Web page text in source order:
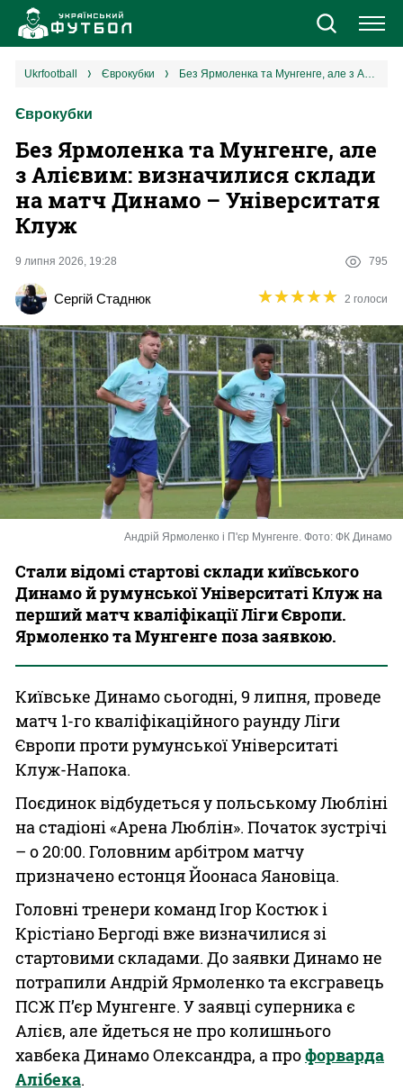
Новини
Єврокубки
УПЛ
Різне
Букмекери
Казино
ukrfootball єврокубки Без Ярмоленка та Мунгенге, але з Алієвим: визначилися склади на матч Динамо – Університатя Клуж
Єврокубки
Без Ярмоленка та Мунгенге, але
з Алієвим: визначилися склади
на матч Динамо – Університатя
Клуж
9 липня 2026, 19:28 795
Сергій Стаднюк ★★★★★
★★★★★ 2 голоси
Андрій Ярмоленко і П'єр Мунгенге. Фото: ФК Динамо
Стали відомі стартові склади київського
Динамо й румунської Університаті Клуж на
перший матч кваліфікації Ліги Європи.
Ярмоленко та Мунгенге поза заявкою.
Київське Динамо сьогодні, 9 липня, проведе
матч 1-го кваліфікаційного раунду Ліги
Європи проти румунської Університаті
Клуж-Напока.
Поєдинок відбудеться у польському Любліні
на стадіоні «Арена Люблін». Початок зустрічі
– о 20:00. Головним арбітром матчу
призначено естонця Йоонаса Яановіца.
Головні тренери команд Ігор Костюк і
Крістіано Бергоді вже визначилися зі
стартовими складами. До заявки Динамо не
потрапили Андрій Ярмоленко та ексгравець
ПСЖ П’єр Мунгенге. У заявці суперника є
Алієв, але йдеться не про колишнього
хавбека Динамо Олександра, а профорварда
Алібека.